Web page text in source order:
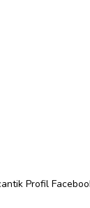
Profil